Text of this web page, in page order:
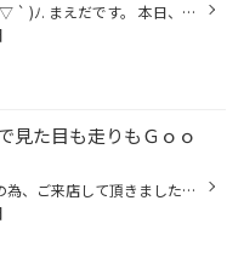
まなやんと( ´ ▽ ` )ﾉ. まえだです。 本日、新型ノアに、新型カロッツェリア サイバーナビ AVICーZH0077W取り付けです。 さらに納車前ですので慎重に…… やっぱり、ミニバンにはフリップダウンモニターとバックカメラ！ 安全、快適なドライブに 必要なアイテムです。 先日パイオニアさんのデモカ...
見た目も走りもＧｏｏ
夏タイヤ購入の為、ご来店して頂きました、 タントエグゼのお客様(^-^) タイヤサイズが１４５／８０R１３でした。 そこでインチアップをご提案（＾ω＾） １５５／６５Ｒ１４に変更しました！ インチサイズが小さいとカーブを曲がるとき等に腰砕け感がして 気持ちよく回れません。 タイヤの両端に負...